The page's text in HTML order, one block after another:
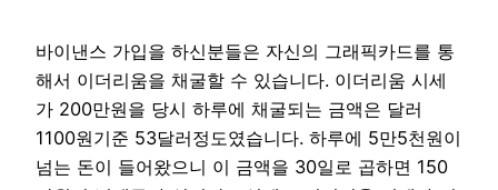
바이낸스 가입을 하신분들은 자신의 그래픽카드를 통
해서 이더리움을 채굴할 수 있습니다. 이더리움 시세
가 200만원을 당시 하루에 채굴되는 금액은 달러
1100원기준 53달러정도였습니다. 하루에 5만5천원이
넘는 돈이 들어왔으니 이 금액을 30일로 곱하면 150